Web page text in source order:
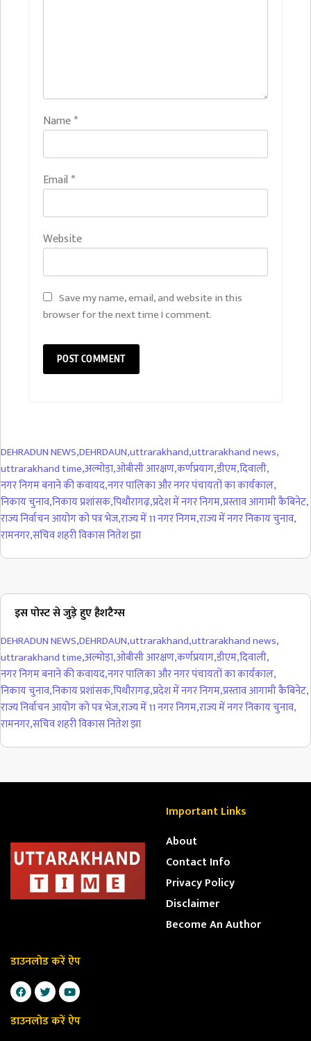
Name*
Email *
Website
Save my name, email, and website in this
browser for the next time I comment.
DEHRADUN NEWS,DEHRDAUN,uttrarakhand,uttrarakhand news,
uttrarakhand time,अल्मोड़ा,ओबीसी आरक्षण,कर्णप्रयाग,डीएम,दिवाली,
नगर निगम बनाने की कवायद,नगर पालिका और नगर पंचायतों का कार्यकाल,
निकाय चुनाव,निकाय प्रशांसक,पिथौरागढ़,प्रदेश में नगर निगम,प्रस्ताव आगामी कैबिनेट,
राज्य निर्वाचन आयोग को पत्र भेज,राज्य में 11 नगर निगम,राज्य में नगर निकाय चुनाव,
रामनगर,सचिव शहरी विकास नितेश झा
इस पोस्ट से जुड़े हुए हैशटैग्स
DEHRADUN NEWS,DEHRDAUN,uttrarakhand,uttrarakhand news,
uttrarakhand time,अल्मोड़ा,ओबीसी आरक्षण,कर्णप्रयाग,डीएम,दिवाली,
नगर निगम बनाने की कवायद,नगर पालिका और नगर पंचायतों का कार्यकाल,
निकाय चुनाव,निकाय प्रशांसक,पिथौरागढ़,प्रदेश में नगर निगम,प्रस्ताव आगामी कैबिनेट,
राज्य निर्वाचन आयोग को पत्र भेज,राज्य में 11 नगर निगम,राज्य में नगर निकाय चुनाव,
रामनगर,सचिव शहरी विकास नितेश झा
Important Links
About
Contact Info
Privacy Policy
Disclaimer
Become An Author
डाउनलोड करें ऐप
डाउनलोड करें ऐप